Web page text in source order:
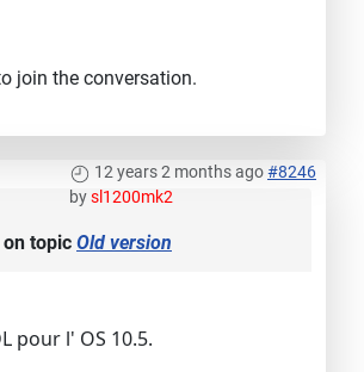
join the conversation.
12 years 2 months ago#8246
bysl1200mk2
on topic Old version
pour l' OS 10.5.